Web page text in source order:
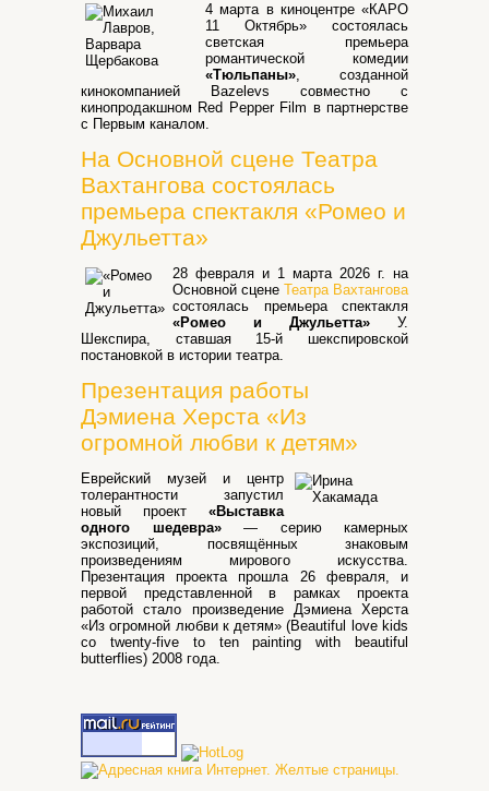
4 марта в киноцентре «КАРО
11 Октябрь» состоялась
светская премьера
романтической комедии
«Тюльпаны», созданной
кинокомпанией Bazelevs совместно с
кинопродакшном Red Pepper Film в партнерстве
с Первым каналом.
На Основной сцене Театра
Вахтангова состоялась
премьера спектакля «Ромео и
Джульетта»
28 февраля и 1 марта 2026 г. на
Основной сцене Театра Вахтангова
состоялась премьера спектакля
«Ромео и Джульетта» У.
Шекспира, ставшая 15-й шекспировской
постановкой в истории театра.
Презентация работы
Дэмиена Херста «Из
огромной любви к детям»
Еврейский музей и центр
толерантности запустил
новый проект «Выставка
одного шедевра»— серию камерных
экспозиций, посвящённых знаковым
произведениям мирового искусства.
Презентация проекта прошла 26 февраля, и
первой представленной в рамках проекта
работой стало произведение Дэмиена Херста
«Из огромной любви к детям» (Beautiful love kids
co twenty-five to ten painting with beautiful
butterflies) 2008 года.